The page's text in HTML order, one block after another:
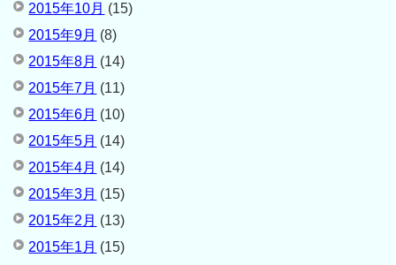
2015年10月 (15)
2015年9月 (8)
2015年8月 (14)
2015年7月 (11)
2015年6月 (10)
2015年5月 (14)
2015年4月 (14)
2015年3月 (15)
2015年2月 (13)
2015年1月 (15)